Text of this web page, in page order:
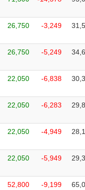
26,750 -3,249
26,750 -5,249
22,050 -6,838
22,050 -6,283
22,050 -4,949
22,050 -5,949
52,800 -9,199